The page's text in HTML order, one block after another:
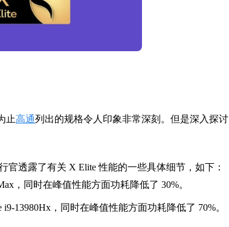
止高通列出的规格令人印象非常深刻。但是深入探讨
官透露了有关 X Elite 性能的一些具体细节，如下：
，同时在峰值性能方面功耗降低了 30%。
13980Hx，同时在峰值性能方面功耗降低了 70%。